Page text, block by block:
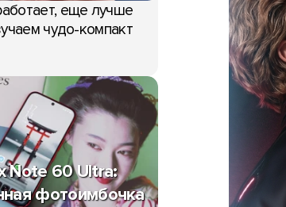
еще лучше
чудо-компакт
Note 60 Ultra:
фотоимбочка